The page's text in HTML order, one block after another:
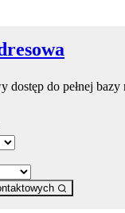
dostęp do pełnej